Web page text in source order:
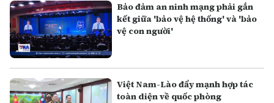
Bảo đảm an ninh mạng phải gắn
kết giữa 'bảo vệ hệ thống' và 'bảo
vệ con người'
Việt Nam-Lào đẩy mạnh hợp tác
toàn diện về quốc phòng